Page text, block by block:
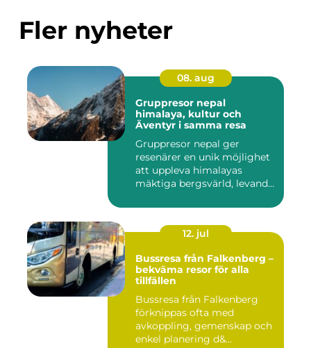
Fler nyheter
08. aug
Gruppresor nepal
himalaya, kultur och
Äventyr i samma resa
Gruppresor nepal ger
resenärer en unik möjlighet
att uppleva himalayas
mäktiga bergsvärld, levande
12. jul
Bussresa från Falkenberg –
bekväma resor för alla
tillfällen
Bussresa från Falkenberg
förknippas ofta med
avkoppling, gemenskap och
enkel planering d&...